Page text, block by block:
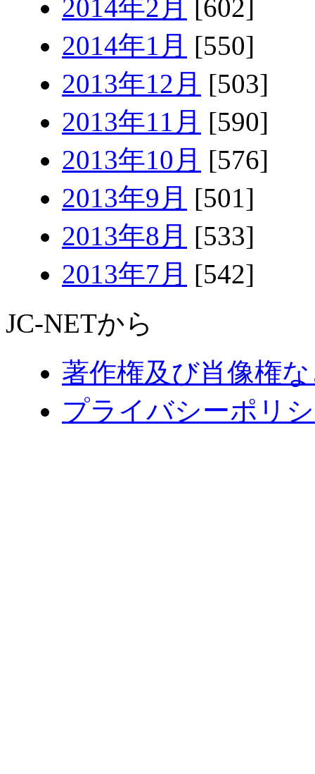
2014年2月
[602]
2014年1月 [550]
2013年12月 [503]
2013年11月 [590]
2013年10月 [576]
2013年9月 [501]
2013年8月 [533]
2013年7月 [542]
JC-NETから
著作権及び肖像権
プライバシーポリ